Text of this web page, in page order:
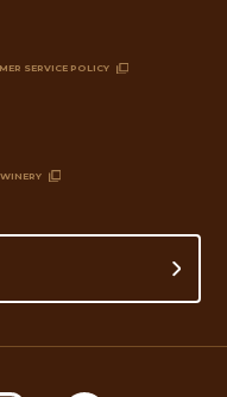
SERVICE POLICY